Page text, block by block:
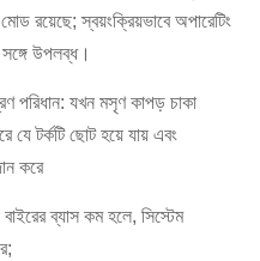
মোড রয়েছে; স্বয়ংক্রিয়ভাবে অপারেটিং
সঙ্গে উপলব্ধ।
পরিধান: যখন মসৃণ কাপড় চাকা
যে টর্কটি ছোট হয়ে যায় এবং
করে
ব্যাস কম হলে, সিস্টেম